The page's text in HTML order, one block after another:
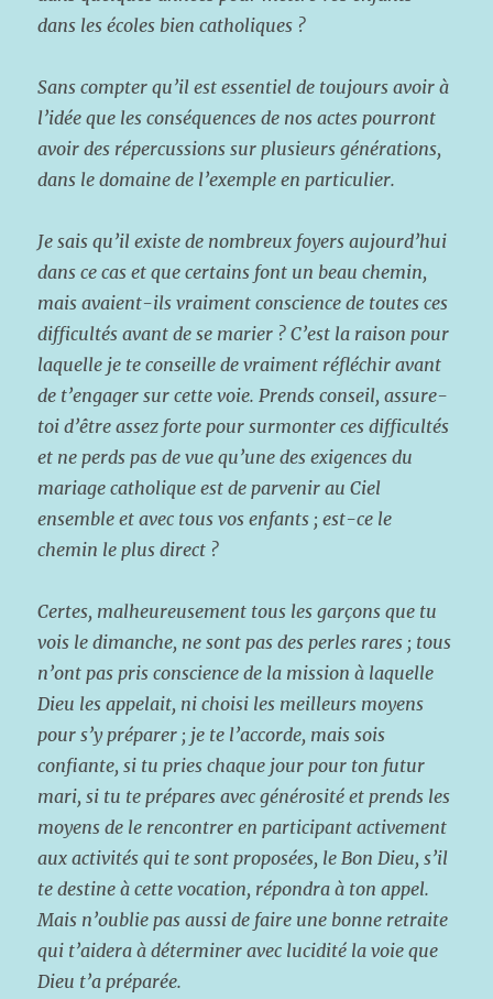
dans les écoles bien catholiques ?
Sans compter qu’il est essentiel de toujours avoir à
l’idée que les conséquences de nos actes pourront
avoir des répercussions sur plusieurs générations,
dans le domaine de l’exemple en particulier.
Je sais qu’il existe de nombreux foyers aujourd’hui
dans ce cas et que certains font un beau chemin,
mais avaient-ils vraiment conscience de toutes ces
difficultés avant de se marier ? C’est la raison pour
laquelle je te conseille de vraiment réfléchir avant
de t’engager sur cette voie. Prends conseil, assure-
toi d’être assez forte pour surmonter ces difficultés
et ne perds pas de vue qu’une des exigences du
mariage catholique est de parvenir au Ciel
ensemble et avec tous vos enfants ; est-ce le
chemin le plus direct ?
Certes, malheureusement tous les garçons que tu
vois le dimanche, ne sont pas des perles rares ; tous
n’ont pas pris conscience de la mission à laquelle
Dieu les appelait, ni choisi les meilleurs moyens
pour s’y préparer ; je te l’accorde, mais sois
confiante, si tu pries chaque jour pour ton futur
mari, si tu te prépares avec générosité et prends les
moyens de le rencontrer en participant activement
aux activités qui te sont proposées, le Bon Dieu, s’il
te destine à cette vocation, répondra à ton appel.
Mais n’oublie pas aussi de faire une bonne retraite
qui t’aidera à déterminer avec lucidité la voie que
Dieu t’a préparée.